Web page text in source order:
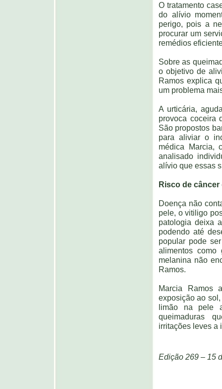
O tratamento
do alívio
perigo, pois a
procurar um
remédios
Sobre as
o objetivo de
Ramos explica
um problema
A urticária,
provoca coceira
São propostos
para aliviar o
médica Marcia,
analisado
alívio que essas
Risco de câncer
Doença não
pele, o vitiligo
patologia deixa
podendo até
popular pode
alimentos
melanina não
Ramos.
Marcia Ramos
exposição ao
limão na pele
queimaduras
irritações leves a
Edição 269 – 15